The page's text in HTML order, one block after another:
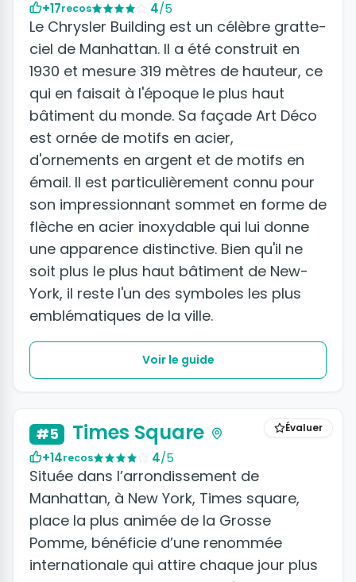
+17recos 4/5
Le Chrysler Building est un célèbre gratte-
ciel de Manhattan. Il a été construit en
1930 et mesure 319 mètres de hauteur, ce
qui en faisait à l'époque le plus haut
bâtiment du monde. Sa façade Art Déco
est ornée de motifs en acier,
d'ornements en argent et de motifs en
émail. Il est particulièrement connu pour
son impressionnant sommet en forme de
flèche en acier inoxydable qui lui donne
une apparence distinctive. Bien qu'il ne
soit plus le plus haut bâtiment de New-
York, il reste l'un des symboles les plus
emblématiques de la ville.
Voir le guide
Évaluer
#5 Times Square
+14recos 4/5
Située dans l’arrondissement de
Manhattan, à New York, Times square,
place la plus animée de la Grosse
Pomme, bénéficie d’une renommée
internationale qui attire chaque jour plus